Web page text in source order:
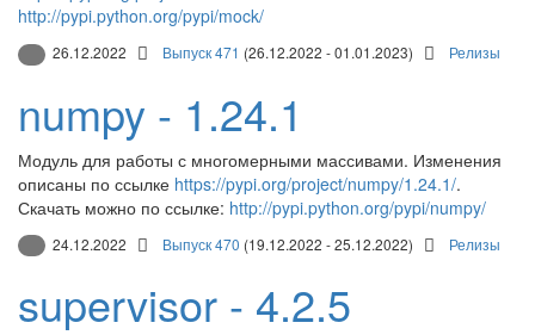
http://pypi.python.org/pypi/mock/
26.12.2022 Выпуск 471 (26.12.2022 - 01.01.2023) Релизы
numpy - 1.24.1
Модуль для работы с многомерными массивами. Изменения
описаны по ссылке https://pypi.org/project/numpy/1.24.1/.
Скачать можно по ссылке: http://pypi.python.org/pypi/numpy/
24.12.2022 Выпуск 470 (19.12.2022 - 25.12.2022) Релизы
supervisor - 4.2.5